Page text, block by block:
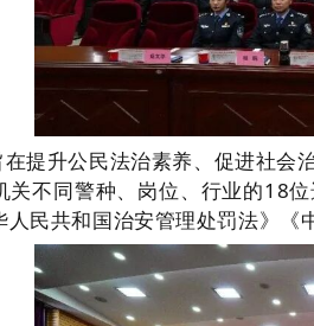
提升公民法治素养、促进社会
关不同警种、岗位、行业的18
人民共和国治安管理处罚法》 《